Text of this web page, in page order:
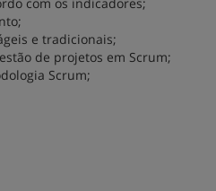
e tradicionais;
de projetos em Scrum;
Scrum;